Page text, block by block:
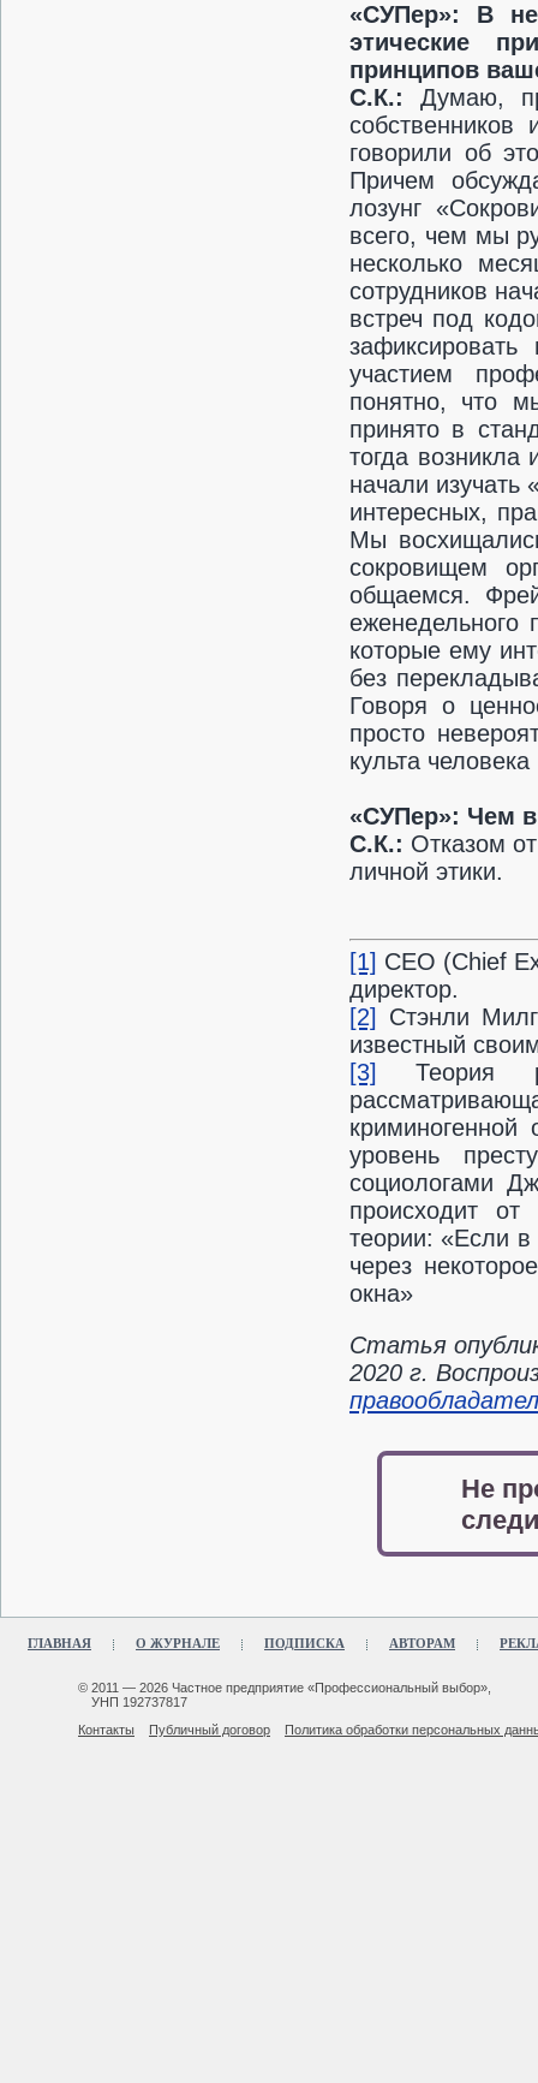
«СУПер»: В
этические
принципов
С.К.:Думаю,
говорили об
Причем
лозунг
всего, чем мы
несколько
сотрудников
встреч под
участием
понятно, что
принято в
тогда
начали изучать
интересных,
Мы
сокровищем
общаемся.
еженедельного
которые ему
без
Говоря о
просто
культа
«СУПер»: Чем
С.К.: Отказом
личной этики.
[1] CEO (Chief
директор.
[2]
Стэнли
известный
[3]
Теория
уровень
социологами
происходит от
теории: «Если в
через
окна»
Статья
2020 г.
Не
ГЛАВНАЯ О ЖУРНАЛЕ ПОДПИСКА АВТОРАМ
© 2011 — 2026 Частное предприятие «Профессиональный выбор»,
УНП 192737817
Контакты
Публичный договор Политика обработки персональных